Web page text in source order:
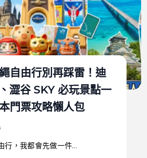
自由行別再踩雷！迪
澀谷 SKY 必玩景點一
門票攻略懶人包
行，我都會先做一件...